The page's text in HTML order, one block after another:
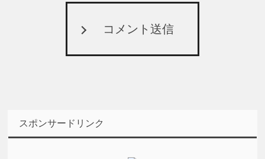
コメント送信
スポンサードリンク